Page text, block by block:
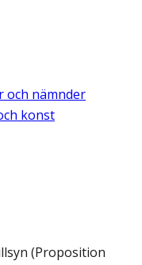
och nämnder
konst
(Proposition